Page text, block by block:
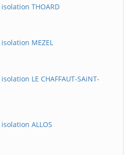
THOARD
MEZEL
LE CHAFFAUT-SAiNT-
ALLOS